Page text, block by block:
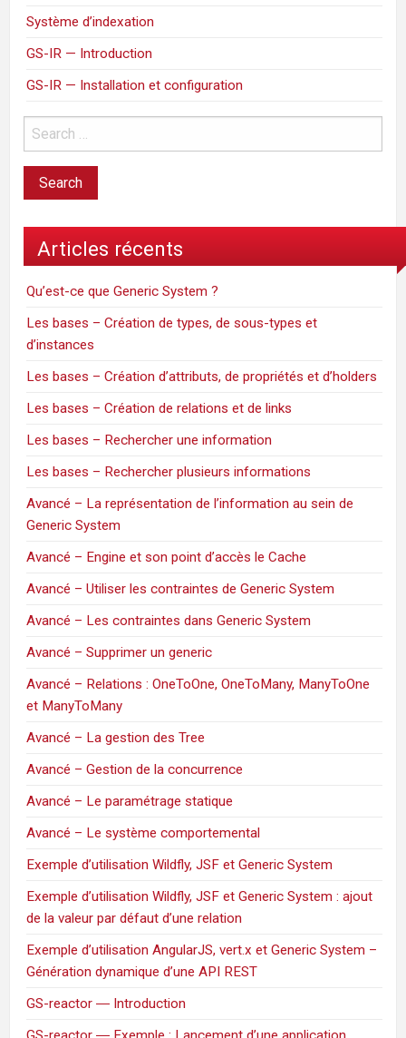
Système d’indexation
GS-IR — Introduction
GS-IR — Installation et configuration
Articles récents
Qu’est-ce que Generic System ?
Les bases – Création de types, de sous-types et
d’instances
Les bases – Création d’attributs, de propriétés et d’holders
Les bases – Création de relations et de links
Les bases – Rechercher une information
Les bases – Rechercher plusieurs informations
Avancé – La représentation de l’information au sein de
Generic System
Avancé – Engine et son point d’accès le Cache
Avancé – Utiliser les contraintes de Generic System
Avancé – Les contraintes dans Generic System
Avancé – Supprimer un generic
Avancé – Relations : OneToOne, OneToMany, ManyToOne
et ManyToMany
Avancé – La gestion des Tree
Avancé – Gestion de la concurrence
Avancé – Le paramétrage statique
Avancé – Le système comportemental
Exemple d’utilisation Wildfly, JSF et Generic System
Exemple d’utilisation Wildfly, JSF et Generic System : ajout
de la valeur par défaut d’une relation
Exemple d’utilisation AngularJS, vert.x et Generic System –
Génération dynamique d’une API REST
GS-reactor ― Introduction